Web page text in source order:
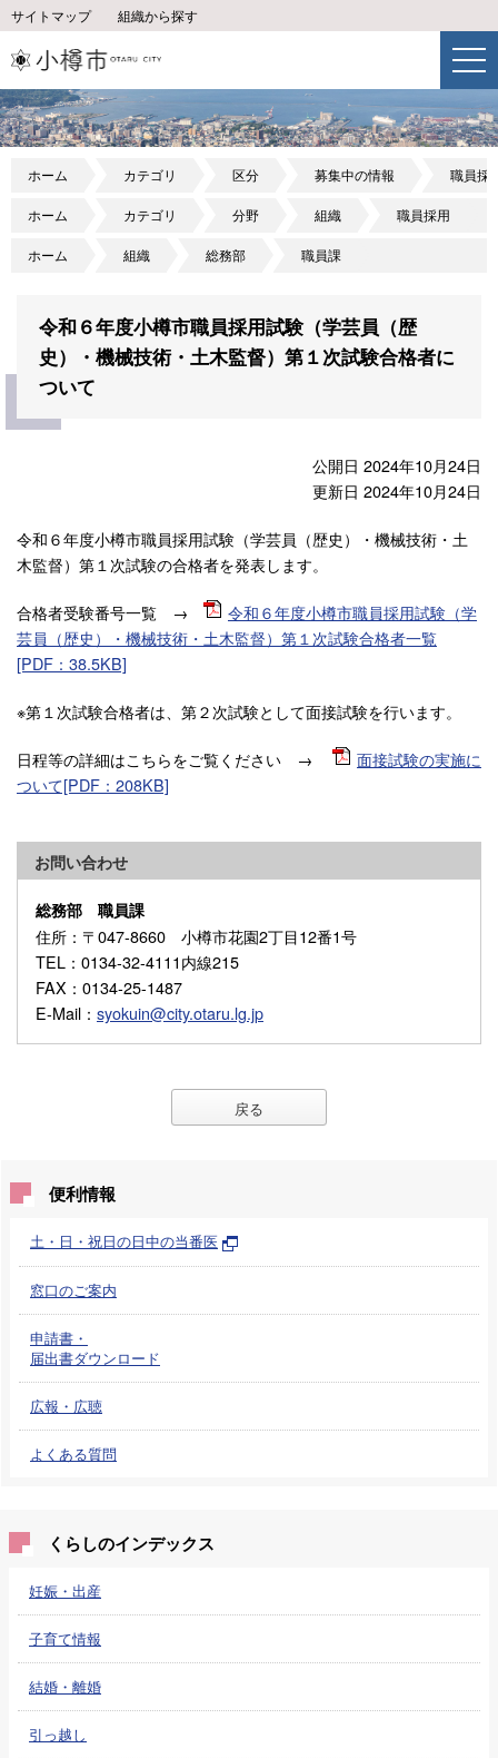
サイトマップ 組織から探す
ホーム カテゴリ 区分 募集中の情報 職員採
ホーム カテゴリ 分野 組織 職員採用
ホーム 組織 総務部 職員課
令和６年度小樽市職員採用試験（学芸員（歴
史）・機械技術・土木監督）第１次試験合格者に
ついて
公開日 2024年10月24日
更新日 2024年10月24日
令和６年度小樽市職員採用試験（学芸員（歴史）・機械技術・土
木監督）第１次試験の合格者を発表します。
合格者受験番号一覧 →
令和６年度小樽市職員採用試験（学
芸員（歴史）・機械技術・土木監督）第１次試験合格者一覧
[PDF：38.5KB]
※第１次試験合格者は、第２次試験として面接試験を行います。
日程等の詳細はこちらをご覧ください →
面接試験の実施に
ついて[PDF：208KB]
お問い合わせ
総務部 職員課
住所 ：〒047-8660 小樽市花園2丁目12番1号
TEL ：0134-32-4111内線215
FAX ：0134-25-1487
E-Mail ： syokuin@city.otaru.lg.jp
戻る
便利情報
土・日・祝日の日中の当番医
窓口のご案内
申請書・
届出書ダウンロード
広報・広聴
よくある質問
くらしのインデックス
妊娠・出産
子育て情報
結婚・離婚
引っ越し